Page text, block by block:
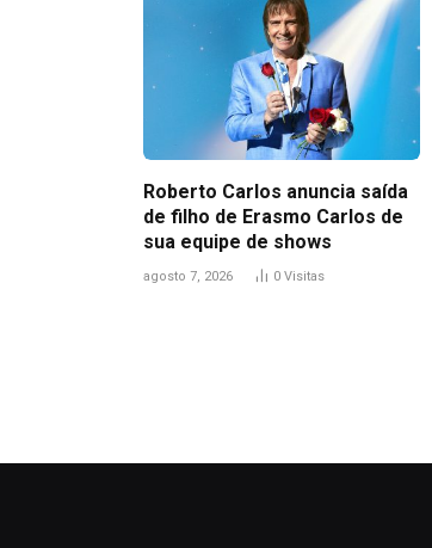
Roberto Carlos anuncia saída
de filho de Erasmo Carlos de
sua equipe de shows
agosto 7, 2026 0 Visitas